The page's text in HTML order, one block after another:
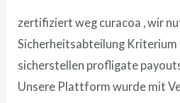
zertifiziert weg curacoa , wir
Sicherheitsabteilung Kriterium
sicherstellen profligate
Unsere Plattform wurde mit